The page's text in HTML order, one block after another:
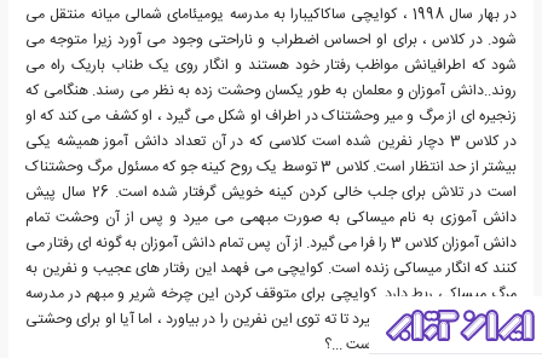
در بهار سال 1998 ، کوایچی ساکاکیبارا به مدرسه یومیئامای شمالی میانه منتقل می
شود. در کلاس ، برای او احساس اضطراب و ناراحتی وجود می آورد زیرا متوجه می
شود که اطرافیانش مواظب رفتار خود هستند و انگار روی یک طناب باریک راه می
روند..دانش آموزان و معلمان به طور یکسان وحشت زده به نظر می رسند. هنگامی که
زنجیره ای از مرگ و میر وحشتناک در اطراف او شکل می گیرد ، او کشف می کند که او
در کلاس 3 دچار نفرین شده است کلاسی که در آن تعداد دانش آموز همیشه یکی
بیشتر از حد انتظار است. کلاس 3 توسط یک روح کینه جو که مسئول مرگ وحشتناک
است در تلاش برای جلب خالی کردن کینه خویش گرفتار شده است. 26 سال پیش
دانش آموزی به نام میساکی به صورت مبهمی می میرد و پس از آن وحشت تمام
دانش آموزان کلاس 3 را فرا می گیرد. از آن پس تمام دانش آموزان به گونه ای رفتار می
کنند که انگار میساکی زنده است. کوایچی می فهمد این رفتار های عجیب و نفرین به
مرگ میساکی ربط دارد. کوایچی برای متوقف کردن این چرخه شریر و مبهم در مدرسه
جدید خود ، تصمیم می گیرد تا ته توی این نفرین را در بیاورد ، اما آیا او برای وحشتی
که در پیش رو دارد آماده است ...؟